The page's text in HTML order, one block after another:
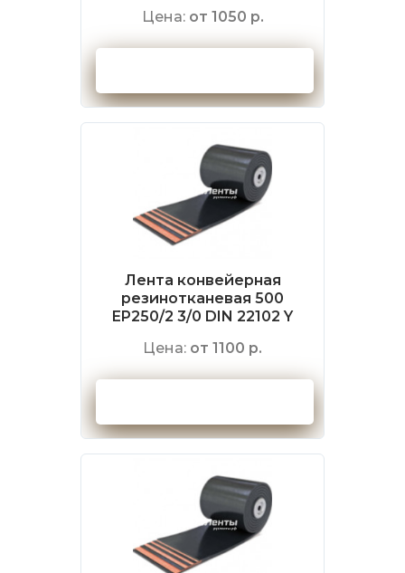
Цена: от 1050 р.
Лента конвейерная
резинотканевая 500
EP250/2 3/0 DIN 22102 Y
Цена: от 1100 р.